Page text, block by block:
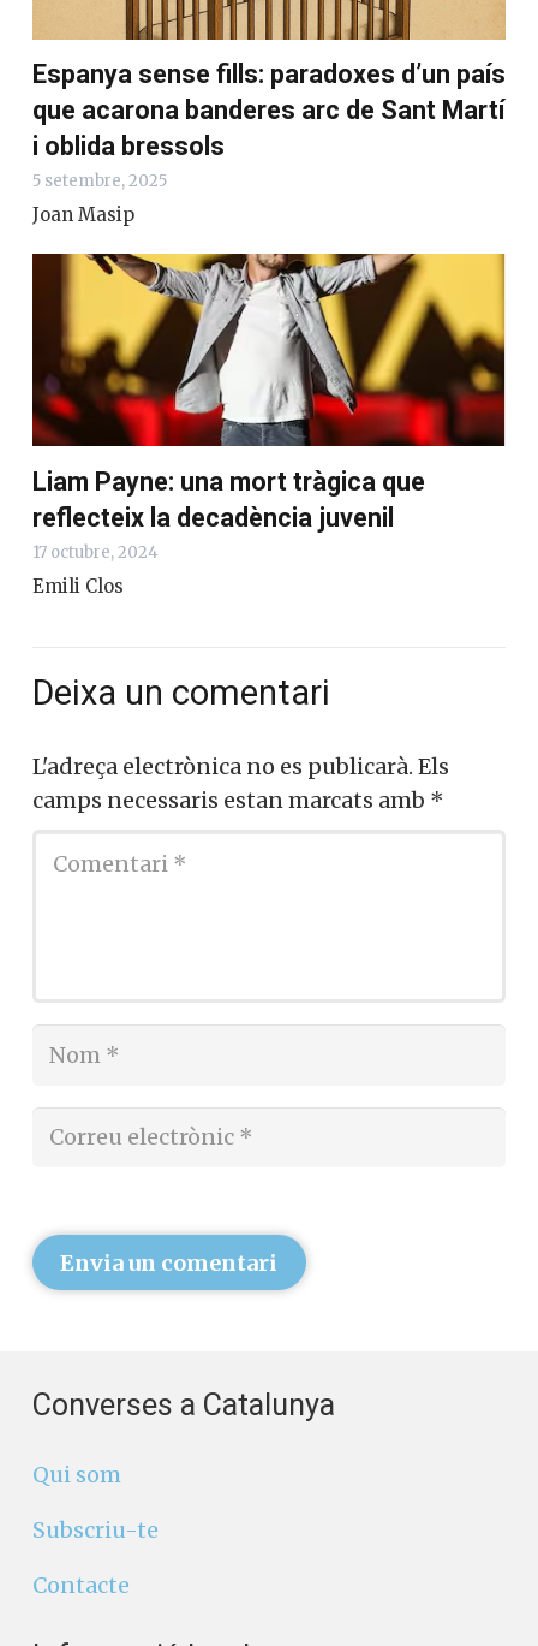
Espanya sense fills: paradoxes d’un país
que acarona banderes arc de Sant Martí
i oblida bressols
5 setembre, 2025
Joan Masip
Liam Payne: una mort tràgica que
reflecteix la decadència juvenil
17 octubre, 2024
Emili Clos
Deixa un comentari
L'adreça electrònica no es publicarà. Els
camps necessaris estan marcats amb *
Envia un comentari
Converses a Catalunya
Qui som
Subscriu-te
Contacte